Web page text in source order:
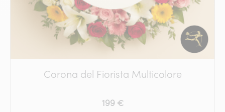
Corona del Fiorista Multicolore
199 €